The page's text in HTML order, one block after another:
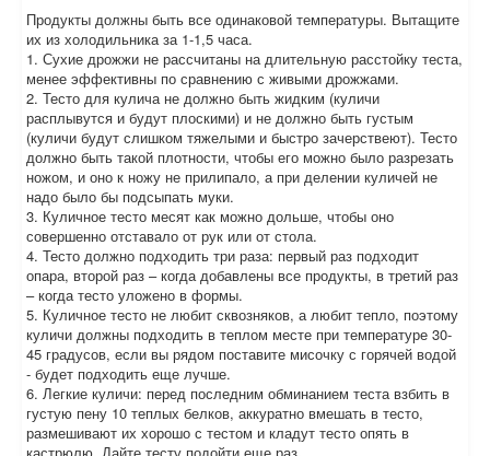
Продукты должны быть все одинаковой температуры. Вытащите
их из холодильника за 1-1,5 часа.
1. Сухие дрожжи не рассчитаны на длительную расстойку теста,
менее эффективны по сравнению с живыми дрожжами.
2. Тесто для кулича не должно быть жидким (куличи
расплывутся и будут плоскими) и не должно быть густым
(куличи будут слишком тяжелыми и быстро зачерствеют). Тесто
должно быть такой плотности, чтобы его можно было разрезать
ножом, и оно к ножу не прилипало, а при делении куличей не
надо было бы подсыпать муки.
3. Куличное тесто месят как можно дольше, чтобы оно
совершенно отставало от рук или от стола.
4. Тесто должно подходить три раза: первый раз подходит
опара, второй раз – когда добавлены все продукты, в третий раз
– когда тесто уложено в формы.
5. Куличное тесто не любит сквозняков, а любит тепло, поэтому
куличи должны подходить в теплом месте при температуре 30-
45 градусов, если вы рядом поставите мисочку с горячей водой
- будет подходить еще лучше.
6. Легкие куличи: перед последним обминанием теста взбить в
густую пену 10 теплых белков, аккуратно вмешать в тесто,
размешивают их хорошо с тестом и кладут тесто опять в